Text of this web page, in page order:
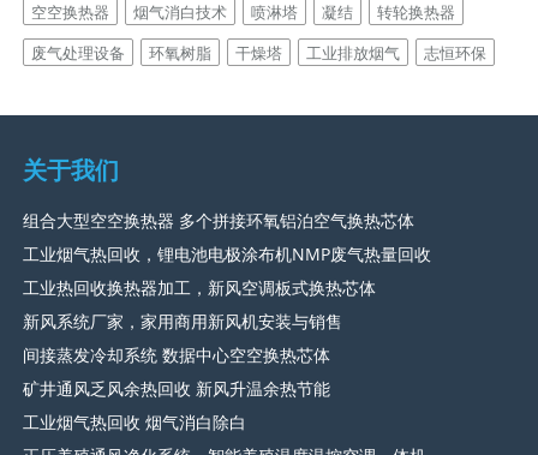
空空换热器
烟气消白技术 喷淋塔 凝结
转轮换热器
废气处理设备
环氧树脂 干燥塔 工业排放烟气 志恒环保
关于我们
组合大型空空换热器 多个拼接环氧铝泊空气换热芯体
工业烟气热回收，锂电池电极涂布机NMP废气热量回收
工业热回收换热器加工，新风空调板式换热芯体
新风系统厂家，家用商用新风机安装与销售
间接蒸发冷却系统 数据中心空空换热芯体
矿井通风乏风余热回收 新风升温余热节能
工业烟气热回收 烟气消白除白